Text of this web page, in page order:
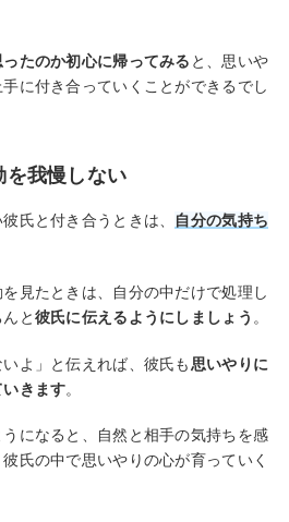
たのか初心に帰ってみる と、思いや
に付き合っていくことができるでし
を我慢しない
氏と付き合うときは、 自分の気持ち
見たときは、自分の中だけで処理し
と彼氏に伝えるようにしましょう 。
よ」と伝えれば、彼氏も思いやりに
きます。
になると、自然と相手の気持ちを感
氏の中で思いやりの心が育っていく